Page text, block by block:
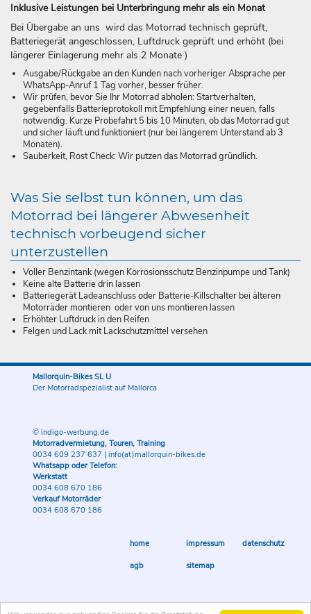
Inklusive Leistungen bei Unterbringung mehr als ein Monat
Bei Übergabe an uns wird das Motorrad technisch geprüft,
Batteriegerät angeschlossen, Luftdruck geprüft und erhöht (bei
längerer Einlagerung mehr als 2 Monate )
Ausgabe/Rückgabe an den Kunden nach vorheriger Absprache per
WhatsApp-Anruf 1 Tag vorher, besser früher.
Wir prüfen, bevor Sie Ihr Motorrad abholen: Startverhalten,
gegebenfalls Batterieprotokoll mit Empfehlung einer neuen, falls
notwendig. Kurze Probefahrt 5 bis 10 Minuten, ob das Motorrad gut
und sicher läuft und funktioniert (nur bei längerem Unterstand ab 3
Monaten).
Sauberkeit, Rost Check: Wir putzen das Motorrad gründlich.
Was Sie selbst tun können, um das
Motorrad bei längerer Abwesenheit
technisch vorbeugend sicher
unterzustellen
Voller Benzintank (wegen Korrosionsschutz Benzinpumpe und Tank)
Keine alte Batterie drin lassen
Batteriegerät Ladeanschluss oder Batterie-Killschalter bei älteren
Motorräder montieren oder von uns montieren lassen
Erhöhter Luftdruck in den Reifen
Felgen und Lack mit Lackschutzmittel versehen
Mallorquin-Bikes SL U
Der Motorradspezialist auf Mallorca
© indigo-werbung.de
Motorradvermietung, Touren, Training
0034 609 237 637 | info(at)mallorquin-bikes.de
Whatsapp oder Telefon:
Werkstatt
0034 608 670 186
Verkauf Motorräder
0034 608 670 186
home impressum datenschutz
agb sitemap